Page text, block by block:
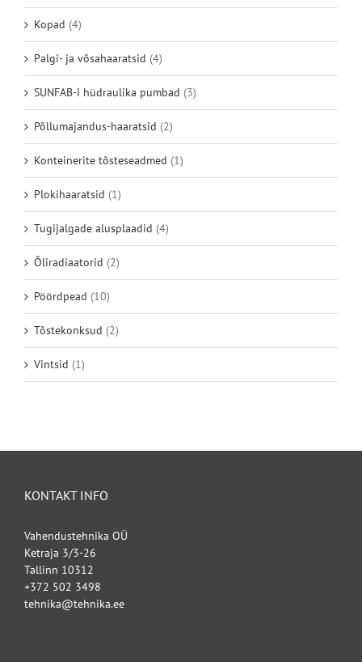
Kopad (4)
Palgi- ja võsahaaratsid (4)
SUNFAB-i hüdraulika pumbad (3)
Põllumajandus-haaratsid (2)
Konteinerite tõsteseadmed (1)
Plokihaaratsid (1)
Tugijalgade alusplaadid (4)
Õliradiaatorid (2)
Pöördpead (10)
Tõstekonksud (2)
Vintsid (1)
KONTAKT INFO
Vahendustehnika OÜ
Ketraja 3/3-26
Tallinn 10312
+372 502 3498
tehnika@tehnika.ee